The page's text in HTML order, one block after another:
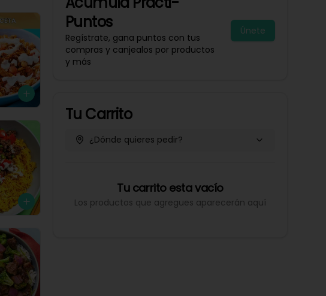
Puntos
Regístrate, gana puntos con tus
compras y canjealos por productos
y más
Únete
Tu Carrito
¿Dónde quieres pedir?
Tu carrito esta vacío
Los productos que agregues aparecerán aquí